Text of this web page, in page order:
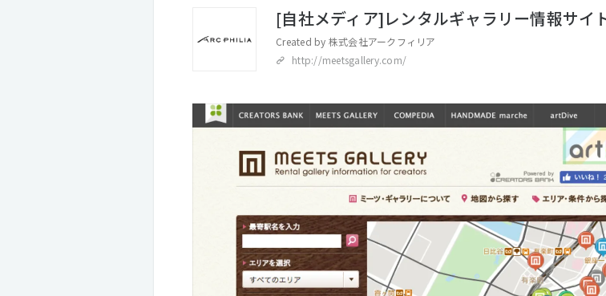
[自社メディア]レンタルギャラリー情報サイ
Created by 株式会社アークフィリア
http://meetsgallery.com/